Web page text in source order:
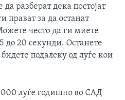
разберат дека постојат
прават за да останат
често да ги миете
до 20 секунди. Останете
подалеку од луѓе кои
луѓе годишно во САД